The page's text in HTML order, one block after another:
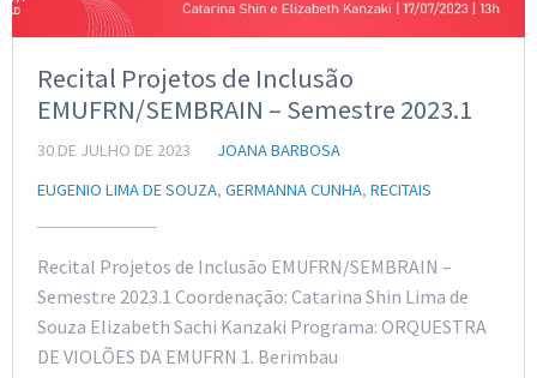
Recital Projetos de Inclusão
EMUFRN/SEMBRAIN – Semestre 2023.1
30 DE JULHO DE 2023
JOANA BARBOSA
EUGENIO LIMA DE SOUZA, GERMANNA CUNHA, RECITAIS
Recital Projetos de Inclusão EMUFRN/SEMBRAIN –
Semestre 2023.1 Coordenação: Catarina Shin Lima de
Souza Elizabeth Sachi Kanzaki Programa: ORQUESTRA
DE VIOLÕES DA EMUFRN 1. Berimbau